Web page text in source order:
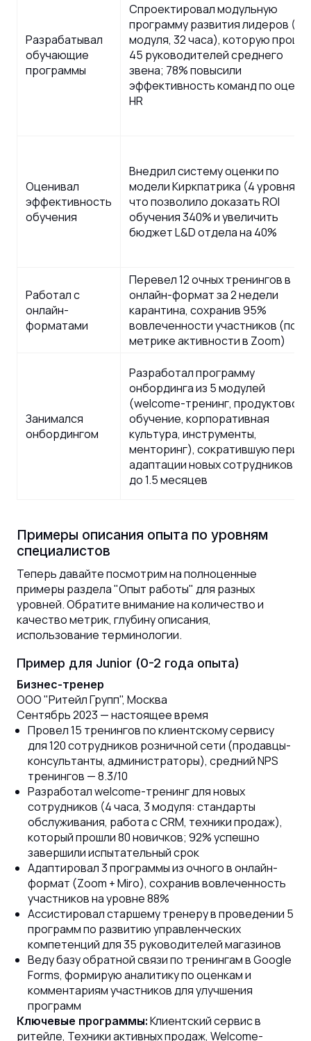
Разрабатывал
обучающие
программы
Спроектировал модульную
программу развития лидеров (4
модуля, 32 часа), которую
45 руководителей среднего
звена; 78% повысили
эффективность команд по
HR
Оценивал
эффективность
обучения
Внедрил систему оценки по
модели Киркпатрика (4 уровня),
что позволило доказать ROI
обучения 340% и увеличить
бюджет L&D отдела на 40%
Работал с
онлайн-
форматами
Перевел 12 очных тренингов в
онлайн-формат за 2 недели
карантина, сохранив 95%
вовлеченности участников (по
метрике активности в Zoom)
Занимался
онбордингом
Разработал программу
онбординга из 5 модулей
(welcome-тренинг, продуктовое
обучение, корпоративная
культура, инструменты,
менторинг), сократившую
адаптации новых сотрудников с 3
до 1.5 месяцев
Примеры описания опыта по уровням
специалистов
Теперь давайте посмотрим на полноценные
примеры раздела "Опыт работы" для разных
уровней. Обратите внимание на количество и
качество метрик, глубину описания,
использование терминологии.
Пример для Junior (0-2 года опыта)
Бизнес-тренер
ООО "Ритейл Групп", Москва
Сентябрь 2023 — настоящее время
Провел 15 тренингов по клиентскому сервису
для 120 сотрудников розничной сети (продавцы-
консультанты, администраторы), средний NPS
тренингов — 8.3/10
Разработал welcome-тренинг для новых
сотрудников (4 часа, 3 модуля: стандарты
обслуживания, работа с CRM, техники продаж),
который прошли 80 новичков; 92% успешно
завершили испытательный срок
Адаптировал 3 программы из очного в онлайн-
формат (Zoom + Miro), сохранив вовлеченность
участников на уровне 88%
Ассистировал старшему тренеру в проведении 5
программ по развитию управленческих
компетенций для 35 руководителей магазинов
Веду базу обратной связи по тренингам в Google
Forms, формирую аналитику по оценкам и
комментариям участников для улучшения
программ
Ключевые программы: Клиентский сервис в
ритейле, Техники активных продаж, Welcome-